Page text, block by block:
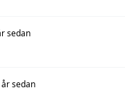
sedan
sedan